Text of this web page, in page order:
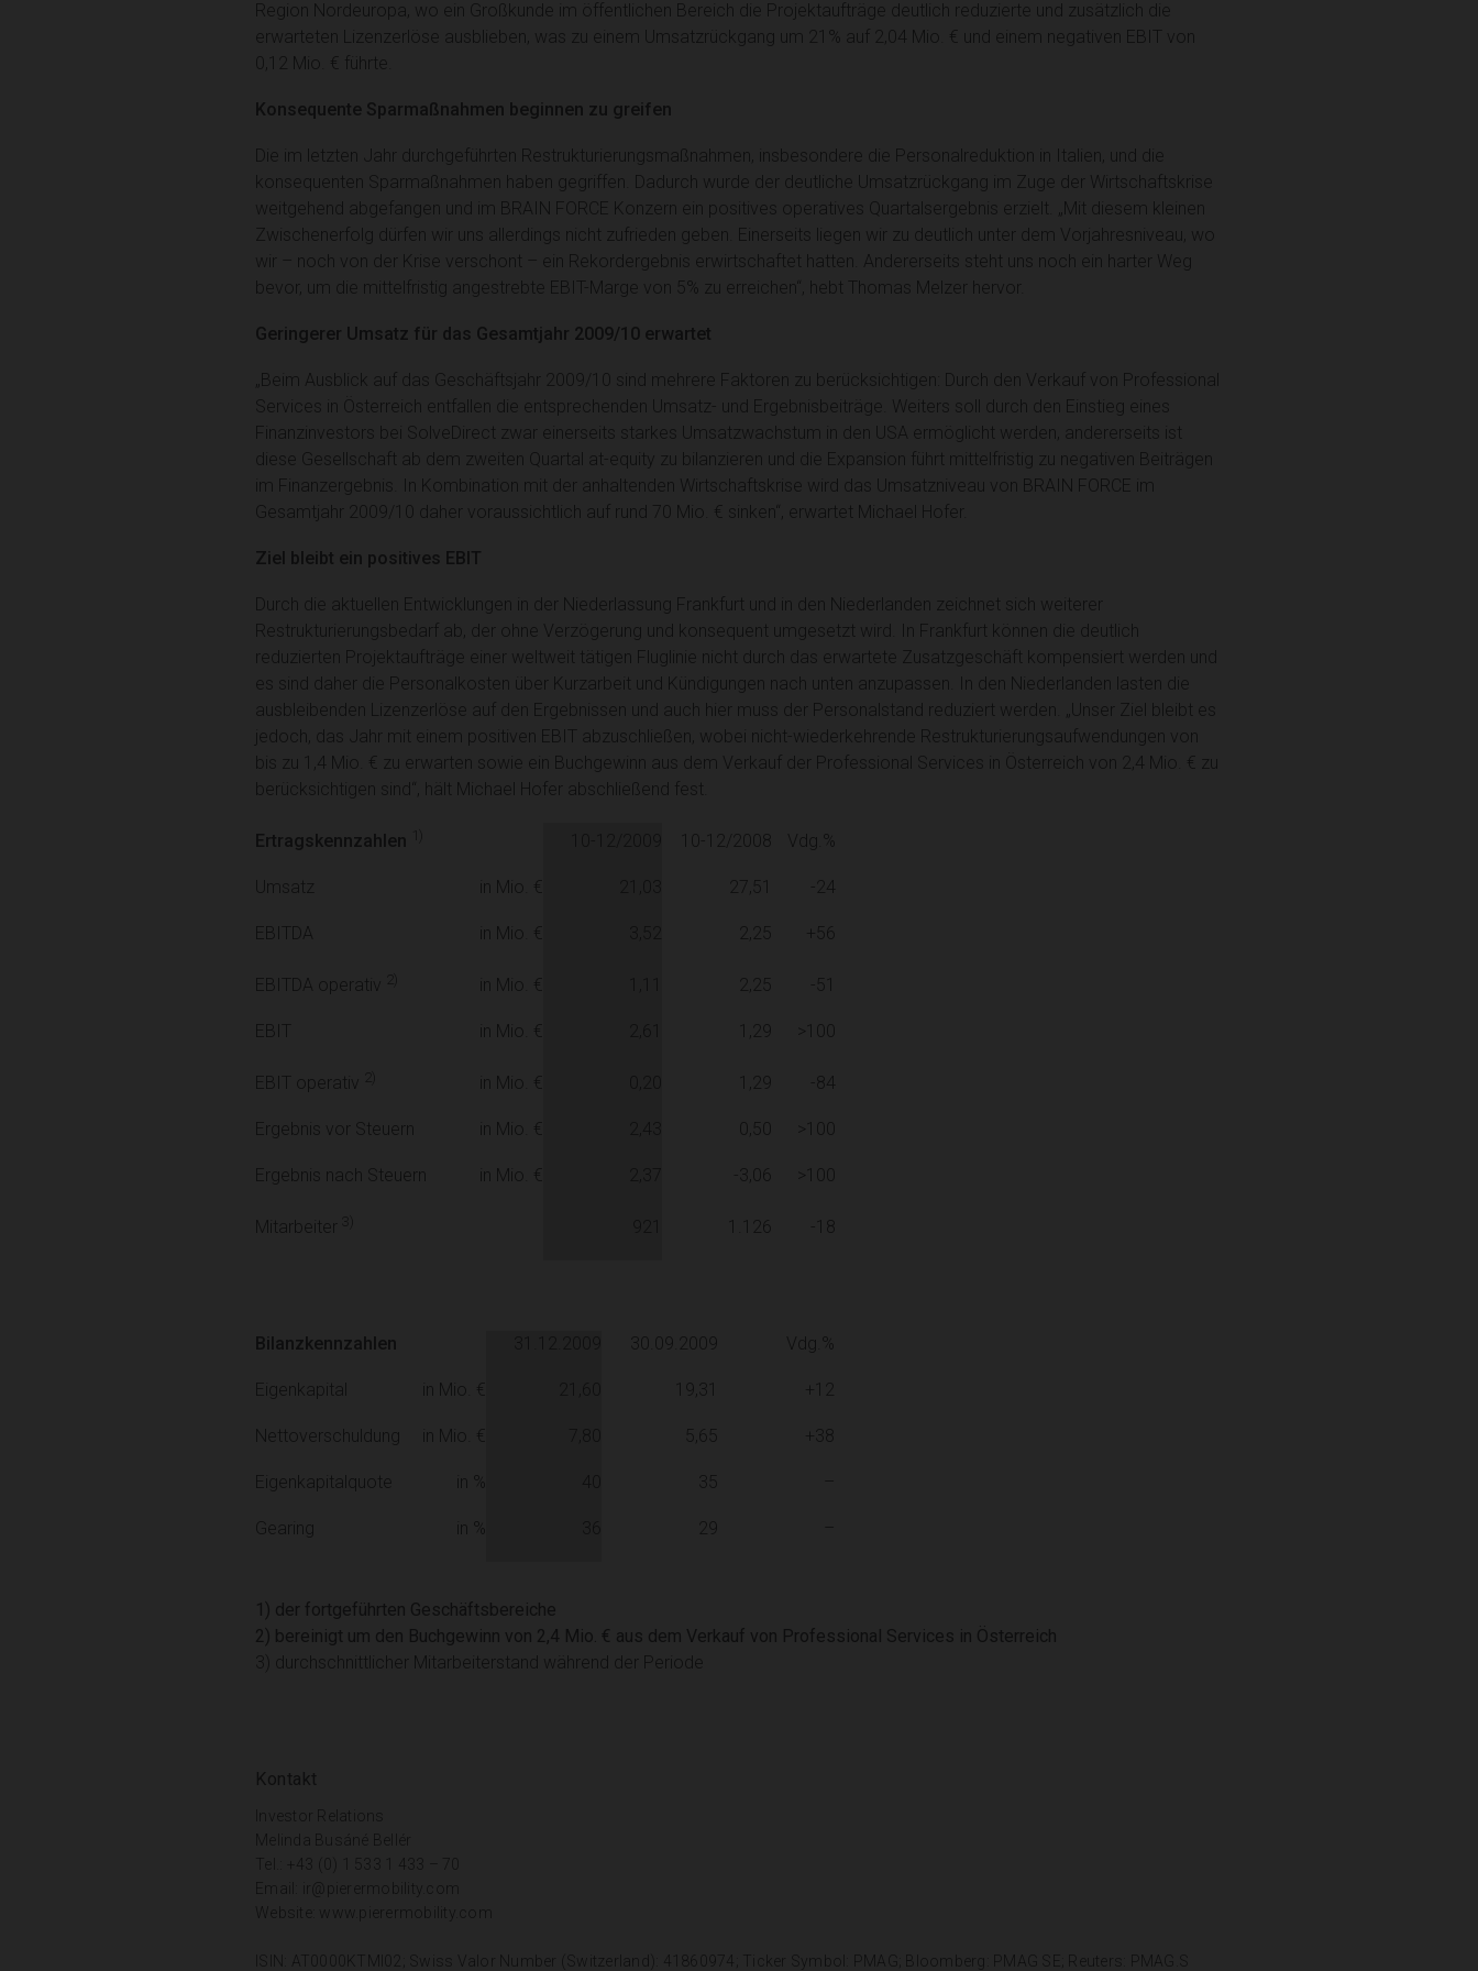
Region Nordeuropa, wo ein Großkunde im öffentlichen Bereich die Projektaufträge deutlich reduzierte und zusätzlich die
erwarteten Lizenzerlöse ausblieben, was zu einem Umsatzrückgang um 21% auf 2,04 Mio. € und einem negativen EBIT von
0,12 Mio. € führte.
Konsequente Sparmaßnahmen beginnen zu greifen
Die im letzten Jahr durchgeführten Restrukturierungsmaßnahmen, insbesondere die Personalreduktion in Italien, und die
konsequenten Sparmaßnahmen haben gegriffen. Dadurch wurde der deutliche Umsatzrückgang im Zuge der Wirtschaftskrise
weitgehend abgefangen und im BRAIN FORCE Konzern ein positives operatives Quartalsergebnis erzielt. „Mit diesem kleinen
Zwischenerfolg dürfen wir uns allerdings nicht zufrieden geben. Einerseits liegen wir zu deutlich unter dem Vorjahresniveau, wo
wir – noch von der Krise verschont – ein Rekordergebnis erwirtschaftet hatten. Andererseits steht uns noch ein harter Weg
bevor, um die mittelfristig angestrebte EBIT-Marge von 5% zu erreichen“, hebt Thomas Melzer hervor.
Geringerer Umsatz für das Gesamtjahr 2009/10 erwartet
„Beim Ausblick auf das Geschäftsjahr 2009/10 sind mehrere Faktoren zu berücksichtigen: Durch den Verkauf von Professional
Services in Österreich entfallen die entsprechenden Umsatz- und Ergebnisbeiträge. Weiters soll durch den Einstieg eines
Finanzinvestors bei SolveDirect zwar einerseits starkes Umsatzwachstum in den USA ermöglicht werden, andererseits ist
diese Gesellschaft ab dem zweiten Quartal at-equity zu bilanzieren und die Expansion führt mittelfristig zu negativen Beiträgen
im Finanzergebnis. In Kombination mit der anhaltenden Wirtschaftskrise wird das Umsatzniveau von BRAIN FORCE im
Gesamtjahr 2009/10 daher voraussichtlich auf rund 70 Mio. € sinken“, erwartet Michael Hofer.
Ziel bleibt ein positives EBIT
Durch die aktuellen Entwicklungen in der Niederlassung Frankfurt und in den Niederlanden zeichnet sich weiterer
Restrukturierungsbedarf ab, der ohne Verzögerung und konsequent umgesetzt wird. In Frankfurt können die deutlich
reduzierten Projektaufträge einer weltweit tätigen Fluglinie nicht durch das erwartete Zusatzgeschäft kompensiert werden und
es sind daher die Personalkosten über Kurzarbeit und Kündigungen nach unten anzupassen. In den Niederlanden lasten die
ausbleibenden Lizenzerlöse auf den Ergebnissen und auch hier muss der Personalstand reduziert werden. „Unser Ziel bleibt es
jedoch, das Jahr mit einem positiven EBIT abzuschließen, wobei nicht-wiederkehrende Restrukturierungsaufwendungen von
bis zu 1,4 Mio. € zu erwarten sowie ein Buchgewinn aus dem Verkauf der Professional Services in Österreich von 2,4 Mio. € zu
berücksichtigen sind“, hält Michael Hofer abschließend fest.
Ertragskennzahlen 10-12/2008 Vdg.%
Umsatz in Mio. € 27,51
EBITDA in Mio. € 2,25 +56
EBITDA operativ in Mio. € 2,25 -51
EBIT in Mio. € 1,29 >100
EBIT operativ in Mio. € 1,29 -84
Ergebnis vor Steuern in Mio. € 0,50 >100
Ergebnis nach Steuern in Mio. € -3,06 >100
Mitarbeiter 1.126 -18
Bilanzkennzahlen 30.09.2009 Vdg.%
Eigenkapital in Mio. € 19,31 +12
Nettoverschuldung in Mio. € 5,65 +38
Eigenkapitalquote in % 35
Gearing in % 29
1) der fortgeführten Geschäftsbereiche
2) bereinigt um den Buchgewinn von 2,4 Mio. € aus dem Verkauf von Professional Services in Österreich
3) durchschnittlicher Mitarbeiterstand während der Periode
Kontakt
Investor Relations
Melinda Busáné Bellér
Tel.: +43 (0) 1 533 1 433 – 70
Email:
ir@pierermobility.com
Website:
www.pierermobility.com
ISIN: AT0000KTMI02; Swiss Valor Number (Switzerland): 41860974; Ticker Symbol: PMAG; Bloomberg: PMAG SE; Reuters: PMAG.S